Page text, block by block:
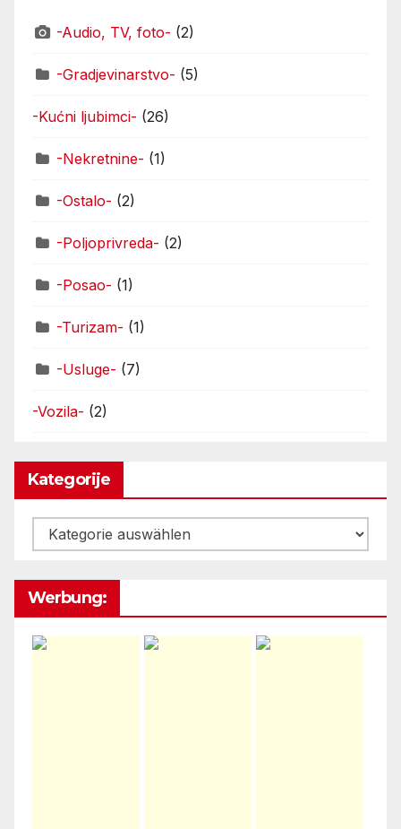
-Audio, TV, foto- (2)
-Gradjevinarstvo- (5)
-Kućni ljubimci- (26)
-Nekretnine- (1)
-Ostalo- (2)
-Poljoprivreda- (2)
-Posao- (1)
-Turizam- (1)
-Usluge- (7)
-Vozila- (2)
Kategorije
Kategorije
Werbung: